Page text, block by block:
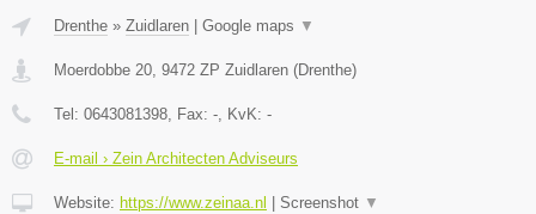
Drenthe » Zuidlaren Google maps ▼
Moerdobbe 20, 9472 ZP Zuidlaren (Drenthe)
Tel: 0643081398, Fax: -, KvK: -
E-mail › Zein Architecten Adviseurs
Website: https://www.zeinaa.nl Screenshot ▼